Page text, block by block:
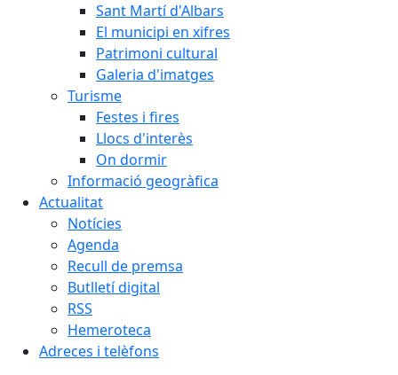
Sant Martí d'Albars
El municipi en xifres
Patrimoni cultural
Galeria d'imatges
Turisme
Festes i fires
Llocs d'interès
On dormir
Informació geogràfica
Actualitat
Notícies
Agenda
Recull de premsa
Butlletí digital
RSS
Hemeroteca
Adreces i telèfons